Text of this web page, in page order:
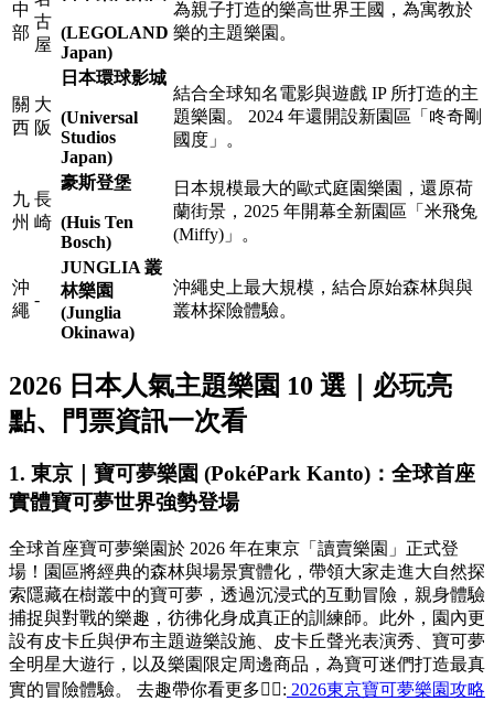
中
部
古
屋
(LEGOLAND
Japan)
為親子打造的樂高世界王國，為寓教於
樂的主題樂園。
關
西
大
阪
日本環球影城
(Universal
Studios
Japan)
結合全球知名電影與遊戲 IP 所打造的主
題樂園。 2024 年還開設新園區「咚奇剛
國度」。
九
州
長
崎
豪斯登堡
(Huis Ten
Bosch)
日本規模最大的歐式庭園樂園，還原荷
蘭街景，2025 年開幕全新園區「米飛兔
(Miffy)」。
沖
繩
-
JUNGLIA 叢
林樂園
(Junglia
Okinawa)
沖繩史上最大規模，結合原始森林與與
叢林探險體驗。
2026 日本人氣主題樂園 10 選｜必玩亮
點、門票資訊一次看
1. 東京｜寶可夢樂園 (PokéPark Kanto)：全球首座
實體寶可夢世界強勢登場
全球首座寶可夢樂園於 2026 年在東京「讀賣樂園」正式登
場！園區將經典的森林與場景實體化，帶領大家走進大自然探
索隱藏在樹叢中的寶可夢，透過沉浸式的互動冒險，親身體驗
捕捉與對戰的樂趣，彷彿化身成真正的訓練師。此外，園內更
設有皮卡丘與伊布主題遊樂設施、皮卡丘聲光表演秀、寶可夢
全明星大遊行，以及樂園限定周邊商品，為寶可迷們打造最真
實的冒險體驗。 去趣帶你看更多👉🏻: 2026東京寶可夢樂園攻略